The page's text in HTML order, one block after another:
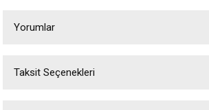
Yorumlar
Taksit Seçenekleri